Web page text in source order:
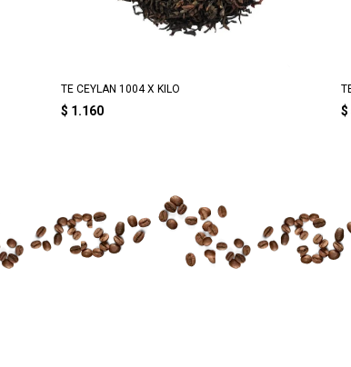
TE CEYLAN 1004 X KILO
$ 1.160 $